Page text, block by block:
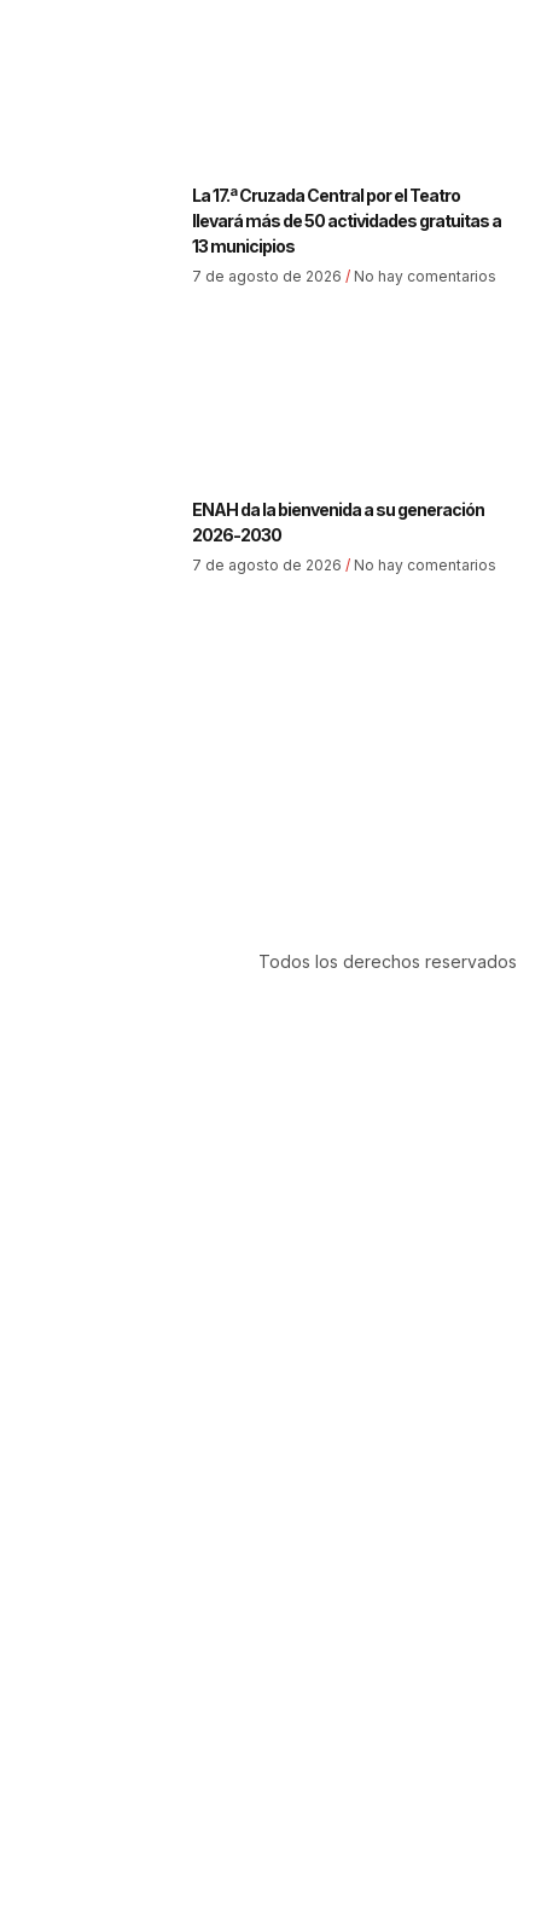
La 17.ª Cruzada Central por el Teatro
llevará más de 50 actividades gratuitas a
13 municipios
7 de agosto de 2026 No hay comentarios
ENAH da la bienvenida a su generación
2026-2030
7 de agosto de 2026 No hay comentarios
Todos los derechos reservados